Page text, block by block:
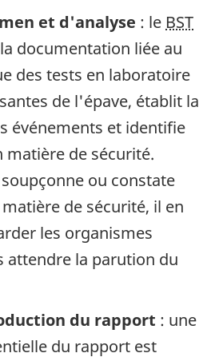
et d'analyse : le BST
documentation liée au
des tests en laboratoire
de l'épave, établit la
événements et identifie
matière de sécurité.
soupçonne ou constate
de sécurité, il en
les organismes
attendre la parution du
du rapport : une
du rapport est